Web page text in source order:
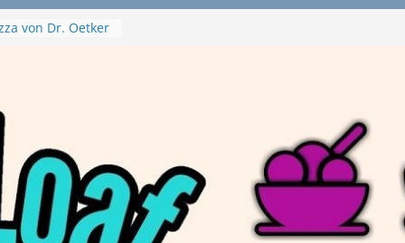
von Dr. Oetker
Nuggets und
vegan?
/